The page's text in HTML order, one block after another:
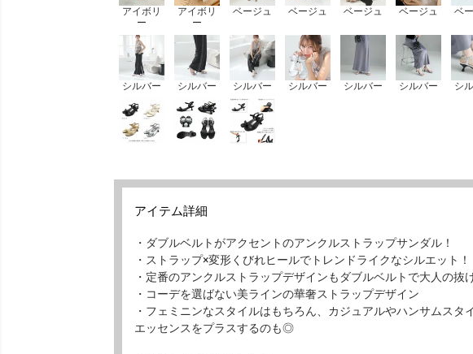
アイボリ
ー
アイボリ
ー
ベージュ ベージュ ベージュ ベージュ ベ
シルバー シルバー シルバー シルバー シルバー シルバー シ
アイテム詳細
・ダブルベルトがアクセントのアンクルストラップサンダル！
・ストラップ×変形くびれヒールでトレンドライクなシルエット！
・定番のアンクルストラップデザインもダブルベルトで大人の抜
・コーデを選ばない美ラインの華奢ストラップデザイン
・フェミニンなスタイルはもちろん、カジュアルやハンサムスタ
エッセンスをプラスするのも◎